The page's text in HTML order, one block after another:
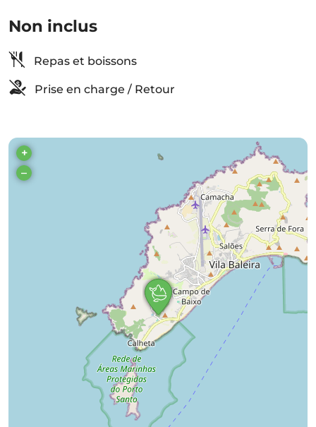
Non inclus
Repas et boissons
Prise en charge / Retour
+
–